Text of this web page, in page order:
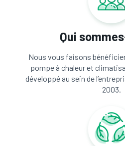
Qui
Nous vous faisons bénéficier
pompe à chaleur et
développé au sein de
2003.